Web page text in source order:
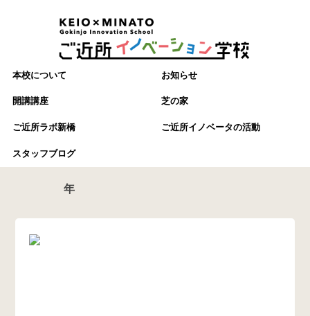
本校について お知らせ
開講講座 芝の家
ご近所ラボ新橋 ご近所イノベータの活動
スタッフブログ
年